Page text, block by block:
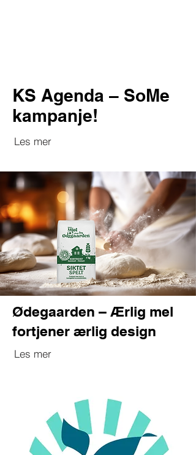
KS Agenda – SoMe
kampanje!
Les mer
Ødegaarden – Ærlig mel
fortjener ærlig design
Les mer